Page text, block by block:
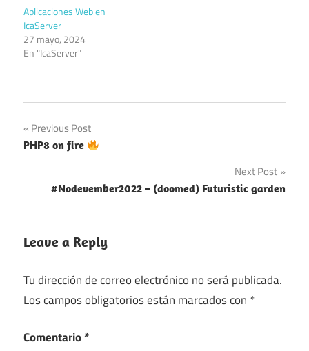
Aplicaciones Web en
IcaServer
27 mayo, 2024
En "IcaServer"
Navegación
de
entradas
Previous Post
PHP8 on fire
Next Post
#Nodevember2022 – (doomed) Futuristic garden
Leave a Reply
Tu dirección de correo electrónico no será publicada.
Los campos obligatorios están marcados con *
Comentario*